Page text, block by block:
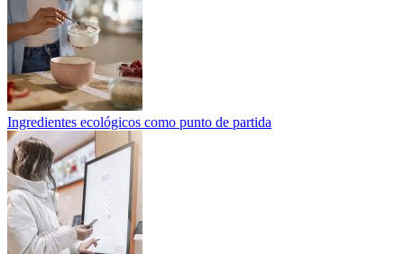
Ingredientes ecológicos como punto de partida